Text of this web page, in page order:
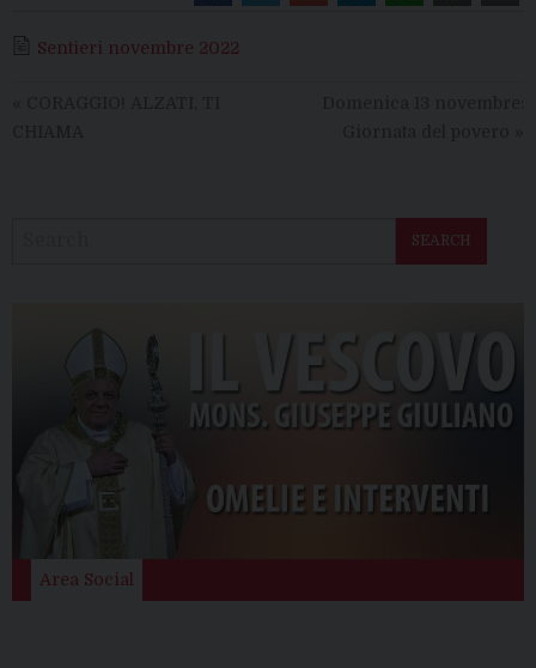
Sentieri novembre 2022
SEARCH
Area Social